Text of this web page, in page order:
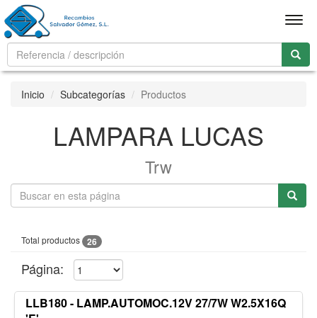
Inicio Subcategorías Productos
LAMPARA LUCAS
Trw
Total productos 26
Página:
LLB180 - LAMP.AUTOMOC.12V 27/7W W2.5X16Q